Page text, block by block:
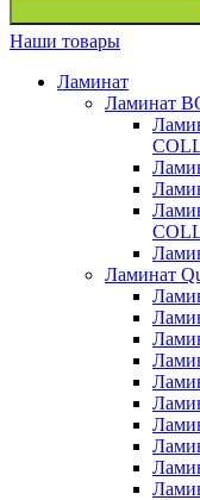
Наши товары
Ламинат
Ламинат
Ламинат